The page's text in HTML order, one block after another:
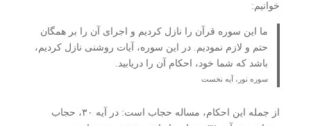
خوانیم:
ما این سوره قرآن را نازل کردیم و اجرای آن را بر همگان
حتم و لازم نمودیم. در این سوره، آیات روشنی نازل کردیم،
باشد که شما خود، احکام آن را دریابید.
سوره نور، آیه نخست
از جمله این احکام، مساله حجاب است: در آیه ۳۰، حجاب